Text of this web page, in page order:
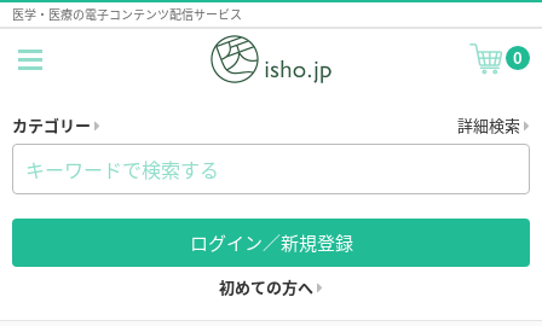
医学・医療の電子コンテンツ配信サービス
0
カテゴリー 詳細検索
ログイン／新規登録
初めての方へ